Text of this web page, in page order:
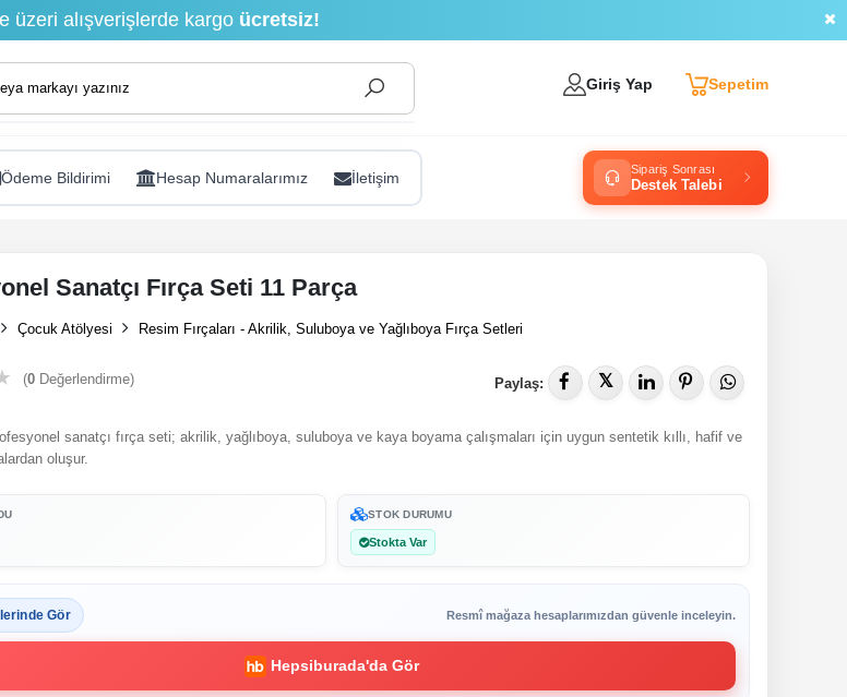
üzeri alışverişlerde kargo ücretsiz!
Giriş Yap Sepetim
Ödeme Bildirimi Hesap Numaralarımız İletişim Sipariş Sonrası
Destek Talebi
Sanatçı Fırça Seti 11 Parça
Çocuk Atölyesi Resim Fırçaları - Akrilik, Suluboya ve Yağlıboya Fırça Setleri
(0 Değerlendirme) Paylaş: 𝕏
sanatçı fırça seti; akrilik, yağlıboya, suluboya ve kaya boyama çalışmaları için uygun sentetik kıllı, hafif ve
oluşur.
STOK DURUMU
Stokta Var
Gör Resmî mağaza hesaplarımızdan güvenle inceleyin.
Hepsiburada'da Gör